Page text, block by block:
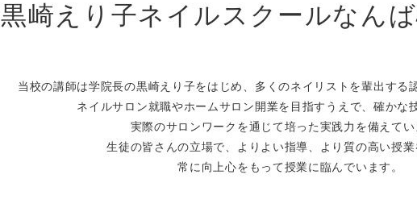
黒崎えり子ネイルスクールなんば
当校の講師は学院長の黒崎えり子をはじめ、 多くのネイリストを輩出する
ネイルサロン就職やホームサロン開業を 目指すうえで、確かな
実際のサロンワークを通じて培った実践力を備えてい
生徒の皆さんの立場で、よりよい指導、
より質の高い授
常に向上心をもって授業に臨んでいます。